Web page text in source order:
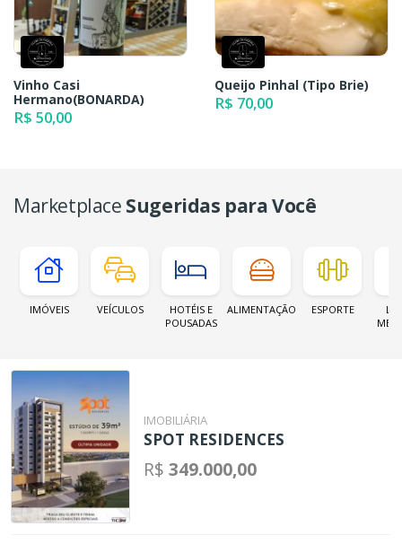
Vinho Casi
Hermano(BONARDA)
R$ 50,00
Queijo Pinhal (Tipo Brie)
R$ 70,00
Marketplace Sugeridas para Você
IMÓVEIS VEÍCULOS
HOTÉIS E
POUSADAS
ALIMENTAÇÃO ESPORTE
IMOBILIÁRIA
SPOT RESIDENCES
R$349.000,00